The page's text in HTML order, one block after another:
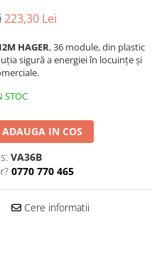
223,30 Lei
HAGER, 36 module, din plastic
sigură a energiei în locuințe și
STOC
ADAUGA IN COS
VA36B
0770 770 465
Cere informatii